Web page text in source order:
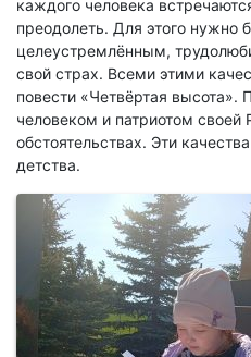
каждого человека
преодолеть. Для этого нужно
целеустремлённым,
свой страх. Всеми этими
повести «Четвёртая высота».
человеком и патриотом
обстоятельствах. Эти
детства.